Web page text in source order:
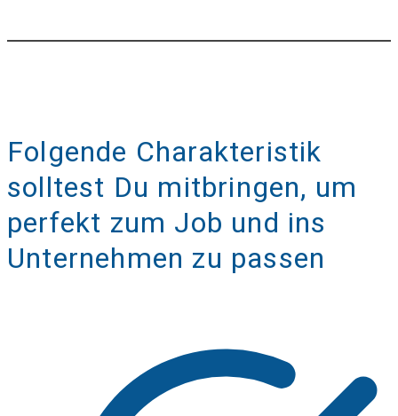
Folgende Charakteristik
solltest Du mitbringen, um
perfekt zum Job und ins
Unternehmen zu passen